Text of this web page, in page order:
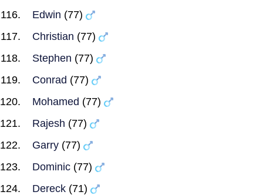
Edwin (77)
Christian (77)
Stephen (77)
Conrad (77)
Mohamed (77)
Rajesh (77)
Garry (77)
Dominic (77)
Dereck (71)